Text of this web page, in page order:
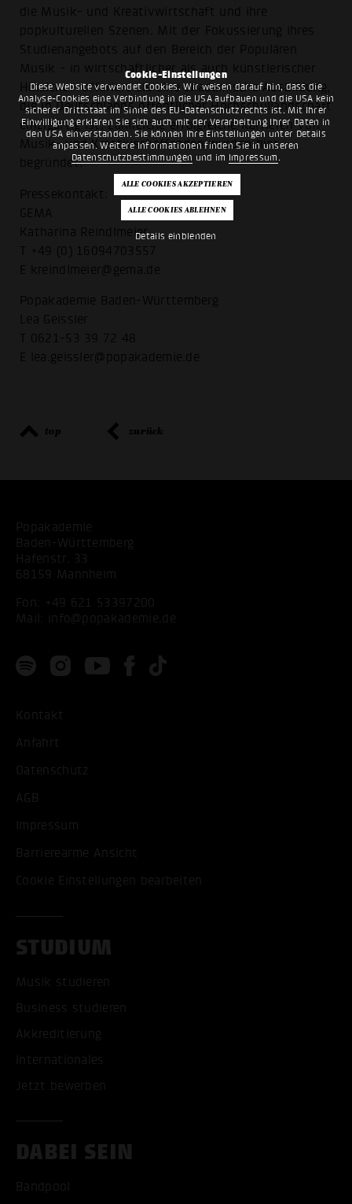
Cookie-Einstellungen
Diese Website verwendet Cookies. Wir weisen darauf hin, dass die
Analyse-Cookies eine Verbindung in die USA aufbauen und die USA kein
sicherer Drittstaat im Sinne des EU-Datenschutzrechts ist. Mit Ihrer
Einwilligung erklären Sie sich auch mit der Verarbeitung Ihrer Daten in
den USA einverstanden. Sie können Ihre Einstellungen unter Details
anpassen. Weitere Informationen finden Sie in unseren
Datenschutzbestimmungen und im Impressum .
Details einblenden
die Musik- und Kreativwirtschaft und ihre
popkulturellen Szenen. Mit der Fokussierung ihres
Studienangebots auf den Bereich der Populären
Musik - in wirtschaftlicher als auch künstlerischer
Hinsicht - offeriert sie eine akademische Ausbildung,
die in Deutschlands öffentlicher Hochschullandschaft
einzigartig ist. Zahlreiche erfolgreiche Karrieren von
Musik- und Kreativschaffenden wurden hier
begründet.
Pressekontakt:
GEMA
Katharina Reindlmeier
T +49 (0) 16094703557
E kreindlmeier@gema.de
Popakademie Baden-Württemberg
Lea Geissler
T 0621-53 39 72 48
E lea.geissler@popakademie.de
top zurück
Popakademie
Baden-Württemberg
Hafenstr. 33
68159 Mannheim
Fon:
+49 621 53397200
Mail:
info@popakademie.de
Kontakt
Anfahrt
Datenschutz
AGB
Impressum
Barrierearme Ansicht
Cookie Einstellungen bearbeiten
STUDIUM
Musik studieren
Business studieren
Akkreditierung
Internationales
Jetzt bewerben
DABEI SEIN
Bandpool